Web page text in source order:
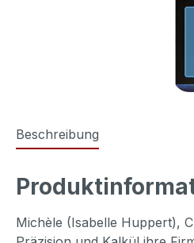
Beschreibung
Michèle (Isabelle Huppert),